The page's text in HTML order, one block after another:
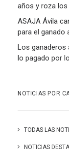
años y roza los
ASAJA Ávila
para el ganado
Los ganaderos
lo pagado por
NOTICIAS POR
TODAS LAS
NOTICIAS